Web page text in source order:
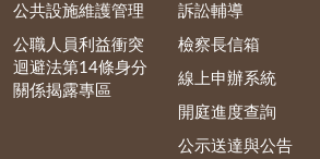
公共設施維護管理
公職人員利益衝突
迴避法第14條身分
關係揭露專區
訴訟輔導
檢察長信箱
線上申辦系統
開庭進度查詢
公示送達與公告